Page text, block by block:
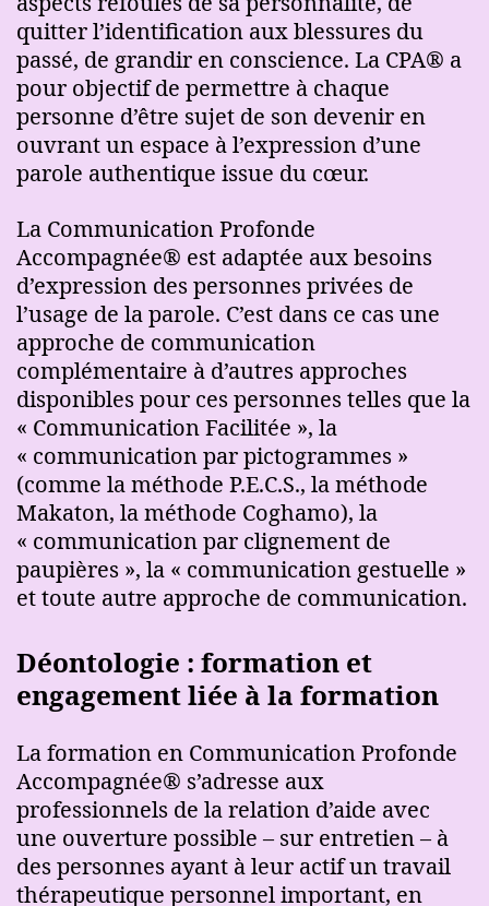
quitter l’identification aux blessures du
passé, de grandir en conscience. La CPA® a
pour objectif de permettre à chaque
personne d’être sujet de son devenir en
ouvrant un espace à l’expression d’une
parole authentique issue du cœur.
La Communication Profonde
Accompagnée® est adaptée aux besoins
d’expression des personnes privées de
l’usage de la parole. C’est dans ce cas une
approche de communication
complémentaire à d’autres approches
disponibles pour ces personnes telles que la
« Communication Facilitée », la
« communication par pictogrammes »
(comme la méthode P.E.C.S., la méthode
Makaton, la méthode Coghamo), la
« communication par clignement de
paupières », la « communication gestuelle »
et toute autre approche de communication.
Déontologie : formation et
engagement liée à la formation
La formation en Communication Profonde
Accompagnée® s’adresse aux
professionnels de la relation d’aide avec
une ouverture possible – sur entretien – à
des personnes ayant à leur actif un travail
thérapeutique personnel important, en